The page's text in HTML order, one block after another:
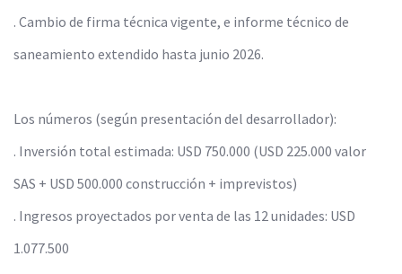
. Cambio de firma técnica vigente, e informe técnico de
saneamiento extendido hasta junio 2026.
Los números (según presentación del desarrollador):
. Inversión total estimada: USD 750.000 (USD 225.000 valor
SAS + USD 500.000 construcción + imprevistos)
. Ingresos proyectados por venta de las 12 unidades: USD
1.077.500